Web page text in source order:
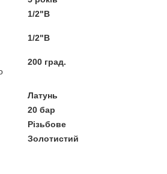
1/2"В
1/2"В
200 град.
Латунь
20 бар
Різьбове
Золотистий